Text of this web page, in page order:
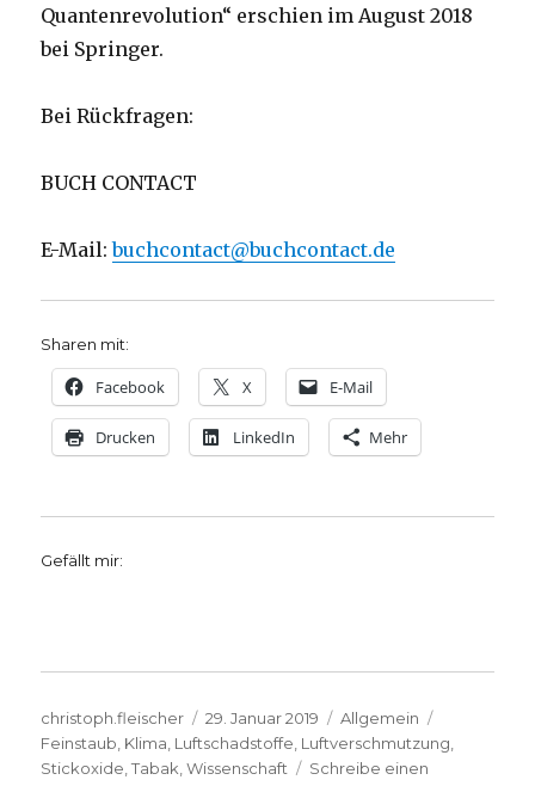
Quantenrevolution“ erschien im August 2018
bei Springer.
Bei Rückfragen:
BUCH CONTACT
E-Mail:buchcontact@buchcontact.de
Sharen mit:
Facebook X E-Mail
Drucken LinkedIn Mehr
Gefällt mir:
Autor
christoph.fleischer
Veröffentlicht
am
29. Januar 2019 Kategorien
Allgemein
Feinstaub Klima Luftschadstoffe Luftverschmutzung
Stickoxide ,Tabak ,Wissenschaft
Schreibe einen